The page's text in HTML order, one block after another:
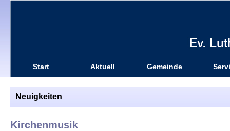
Start Aktuell Gemeinde
Neuigkeiten
Kirchenmusik